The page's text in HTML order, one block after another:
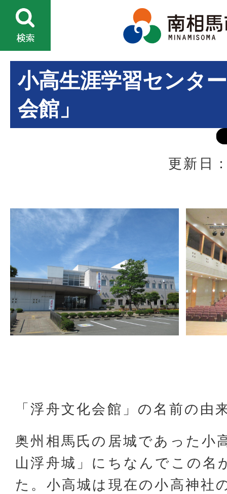
小高生涯学習センタ
会館」
更新日
「浮舟文化会館」の名前の由
奥州相馬氏の居城であった小
山浮舟城」にちなんでこの名
た。小高城は現在の小高神社